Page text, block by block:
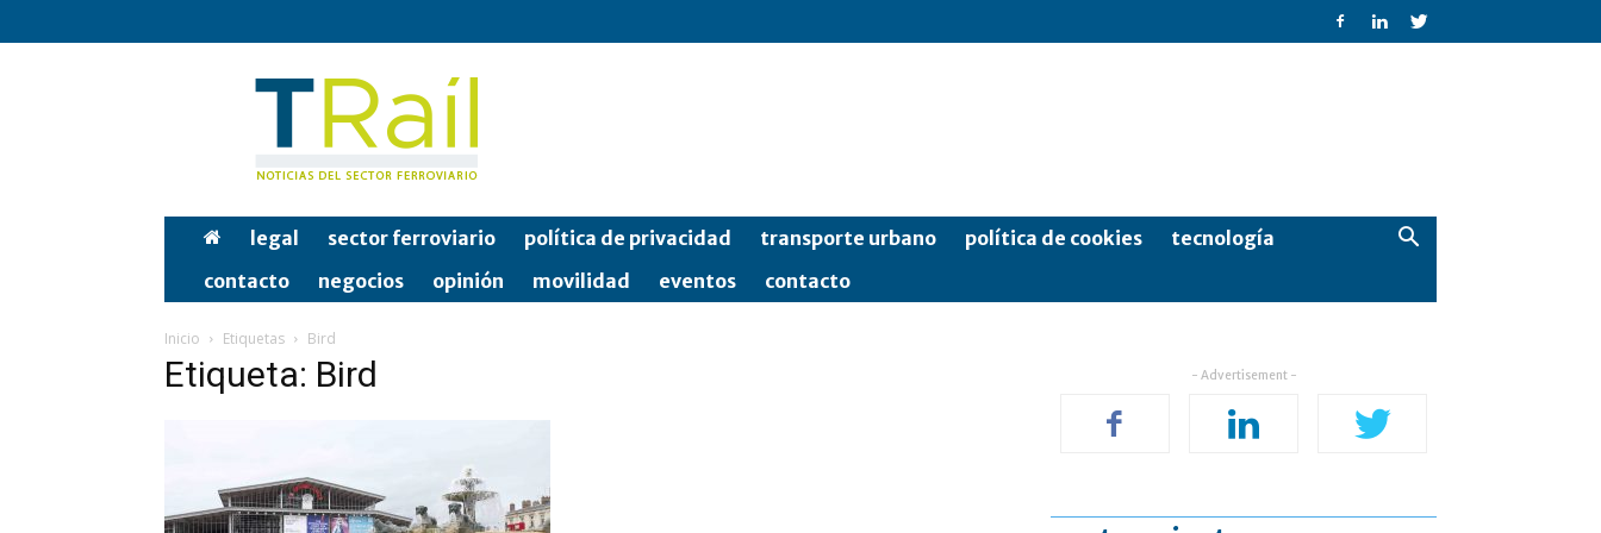
Tren
legal sector ferroviario política de privacidad transporte urbano política de cookies
tecnología
contacto
negocios opinión movilidad eventos contacto
Inicio Etiquetas Bird
Etiqueta: Bird - Advertisement -